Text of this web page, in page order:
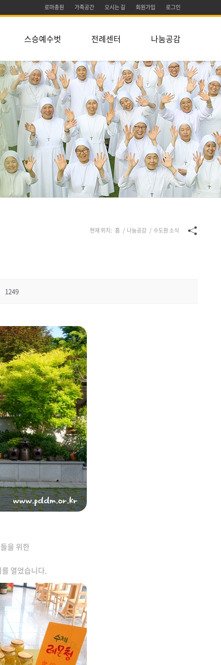
로마총원 가족공간 오시는 길 회원가입 로그인
스승예수벗 전례센터 나눔공감
현재 위치: 홈 / 나눔공감 / 수도원 소식
1249
을 위한
열었습니다.